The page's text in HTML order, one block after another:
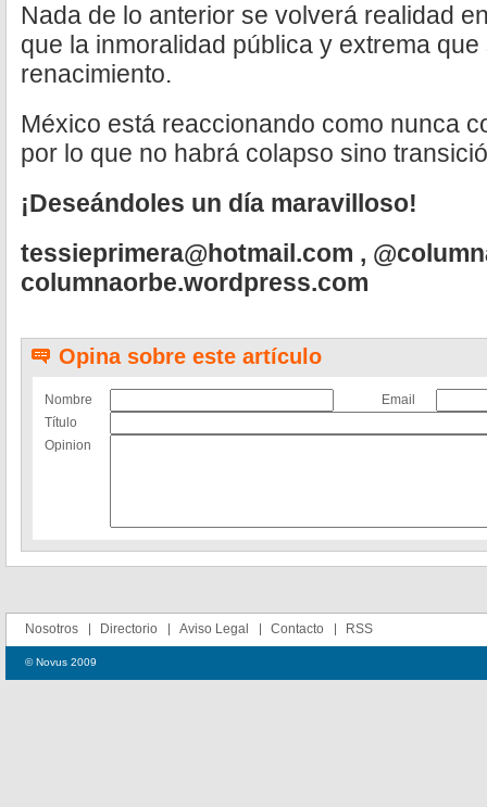
Nada de lo anterior se volverá realidad
que la inmoralidad pública y extrema
renacimiento.
México está reaccionando como nunca
por lo que no habrá colapso sino
¡Deseándoles un día maravilloso!
tessieprimera@hotmail.com ,
columnaorbe.wordpress.com
Opina sobre este artículo
Nombre
Email
Título
Opinion
Nosotros Directorio Aviso Legal Contacto RSS
© Novus 2009